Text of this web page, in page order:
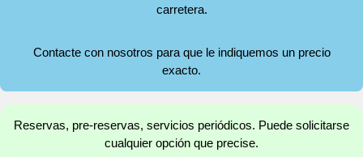
carretera.
Contacte con nosotros para que le indiquemos un precio
exacto.
Reservas, pre-reservas, servicios periódicos. Puede solicitarse
cualquier opción que precise.